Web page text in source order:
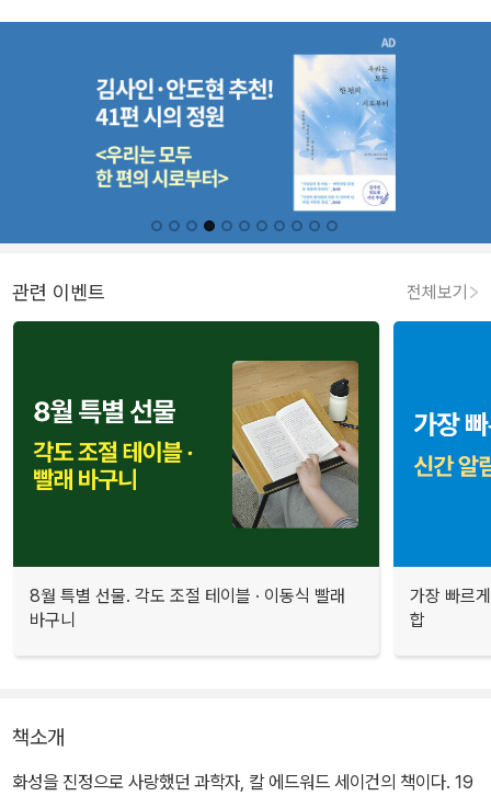
관련 이벤트 전체보기
8월 특별 선물. 각도 조절 테이블 · 이동식 빨래
바구니
가장 빠르
합
책소개
화성을 진정으로 사랑했던 과학자, 칼 에드워드 세이건의 책이다. 19